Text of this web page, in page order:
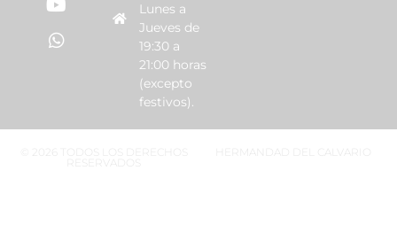
Lunes a
Jueves de
19:30 a
21:00 horas
(excepto
festivos).
HERMANDAD DEL CALVARIO